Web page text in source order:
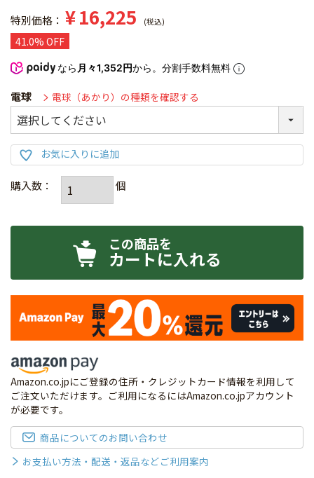
特別価格 ¥16,225 税込
41.0% OFF
なら 月々1,352円から。分割手数料無料
電球 電球（あかり）の種類を確認する
カートに入れる
Amazon.co.jpにご登録の住所・クレジットカード情報を利用して
ご注文いただけます。ご利用になるにはAmazon.co.jpアカウント
が必要です。
商品についてのお問い合わせ
お支払い方法・配送・返品などご利用案内